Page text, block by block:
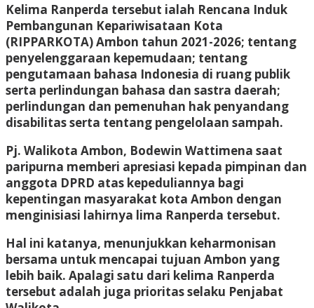
Kelima Ranperda tersebut ialah Rencana Induk
Pembangunan Kepariwisataan Kota
(RIPPARKOTA) Ambon tahun 2021-2026; tentang
penyelenggaraan kepemudaan; tentang
pengutamaan bahasa Indonesia di ruang publik
serta perlindungan bahasa dan sastra daerah;
perlindungan dan pemenuhan hak penyandang
disabilitas serta tentang pengelolaan sampah.
Pj. Walikota Ambon, Bodewin Wattimena saat
paripurna memberi apresiasi kepada pimpinan dan
anggota DPRD atas kepeduliannya bagi
kepentingan masyarakat kota Ambon dengan
menginisiasi lahirnya lima Ranperda tersebut.
Hal ini katanya, menunjukkan keharmonisan
bersama untuk mencapai tujuan Ambon yang
lebih baik. Apalagi satu dari kelima Ranperda
tersebut adalah juga prioritas selaku Penjabat